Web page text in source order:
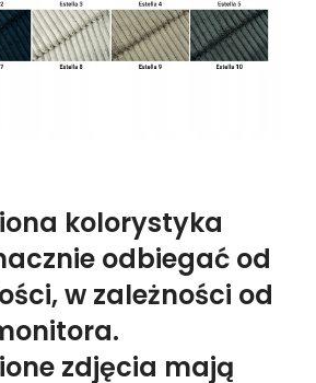
kolorystyka
odbiegać od
w zależności od
zdjęcia mają